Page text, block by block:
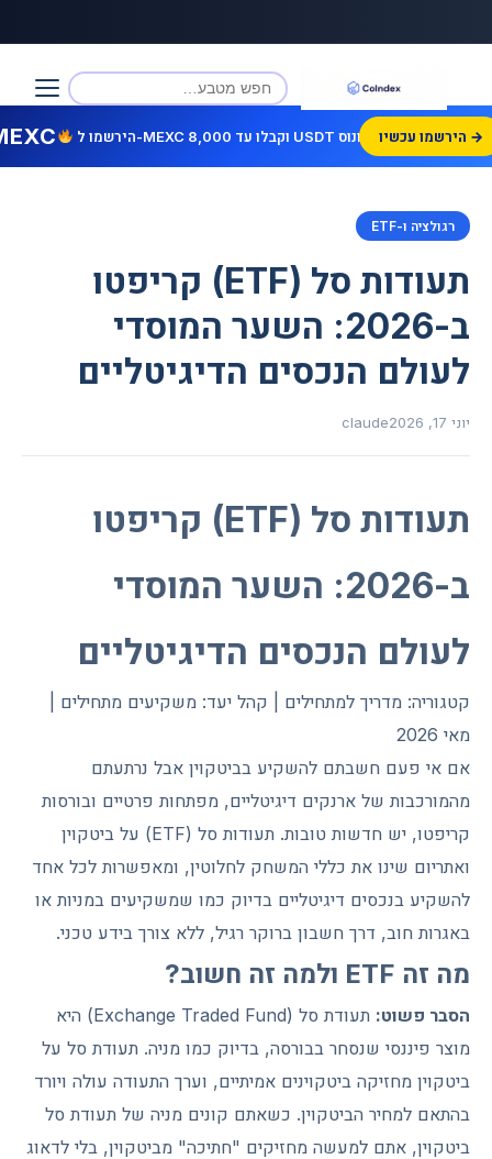
הירשמו עכשיו →
רגולציה ו-ETF
תעודות סל (ETF) קריפטו
ב-2026: השער המוסדי
לעולם הנכסים הדיגיטליים
יוני 17, 2026 claude
תעודות סל (ETF) קריפטו
ב-2026: השער המוסדי
לעולם הנכסים הדיגיטליים
קטגוריה: מדריך למתחילים | קהל יעד: משקיעים מתחילים |
מאי 2026
אם אי פעם חשבתם להשקיע בביטקוין אבל נרתעתם
מהמורכבות של ארנקים דיגיטליים, מפתחות פרטיים ובורסות
קריפטו, יש חדשות טובות. תעודות סל (ETF) על ביטקוין
ואתריום שינו את כללי המשחק לחלוטין, ומאפשרות לכל אחד
להשקיע בנכסים דיגיטליים בדיוק כמו שמשקיעים במניות או
באגרות חוב, דרך חשבון ברוקר רגיל, ללא צורך בידע טכני.
מה זה ETF ולמה זה חשוב?
הסבר פשוט:
תעודת סל (Exchange Traded Fund) היא
מוצר פיננסי שנסחר בבורסה, בדיוק כמו מניה. תעודת סל על
ביטקוין מחזיקה ביטקוינים אמיתיים, וערך התעודה עולה ויורד
בהתאם למחיר הביטקוין. כשאתם קונים מניה של תעודת סל
ביטקוין, אתם למעשה מחזיקים "חתיכה" מביטקוין, בלי לדאוג